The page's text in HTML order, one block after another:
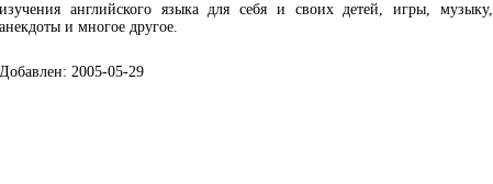
изучения английского языка для себя и своих детей, игры, музыку,
анекдоты и многое другое.
Добавлен: 2005-05-29